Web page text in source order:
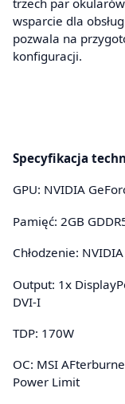
wsparcie dla
pozwala na
konfiguracji.
Specyfikacja
GPU: NVIDIA
Pamięć: 2GB
Chłodzenie:
Output: 1x
DVI-I
TDP: 170W
OC: MSI
Power Limit